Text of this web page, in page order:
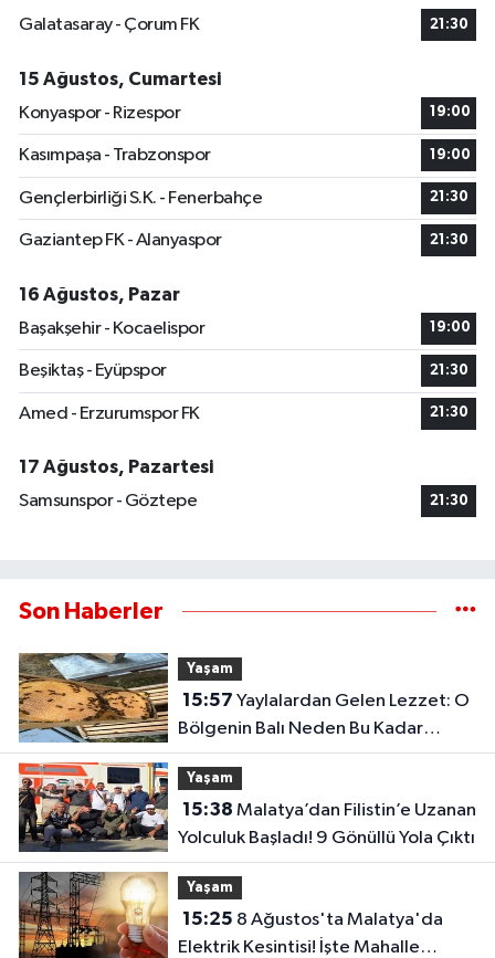
Galatasaray - Çorum FK
21:30
15 Ağustos, Cumartesi
Konyaspor - Rizespor
19:00
Kasımpaşa - Trabzonspor 19:00
Gençlerbirliği S.K. - Fenerbahçe 21:30
Gaziantep FK - Alanyaspor 21:30
16 Ağustos, Pazar
Başakşehir - Kocaelispor
19:00
Beşiktaş - Eyüpspor 21:30
Amed - Erzurumspor FK 21:30
17 Ağustos, Pazartesi
Samsunspor - Göztepe
21:30
Son Haberler
Yaşam
15:57
Bölgenin Balı Neden Bu Kadar
Özel?
Yaşam
15:38
Yolculuk Başladı! 9 Gönüllü Yola Çıktı
Yaşam
15:25
Elektrik Kesintisi! İşte Mahalle